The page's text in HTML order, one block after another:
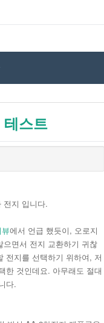
스트
전지 입니다.
에서 언급 했듯이, 오로지
면서 전지 교환하기 귀찮
전지를 선택하기 위하여, 저
한 것인데요. 아무래도 절대
다.